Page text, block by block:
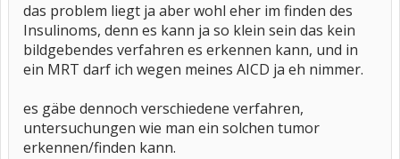
das problem liegt ja aber wohl eher im finden des
Insulinoms, denn es kann ja so klein sein das kein
bildgebendes verfahren es erkennen kann, und in
ein MRT darf ich wegen meines AICD ja eh nimmer.
es gäbe dennoch verschiedene verfahren,
untersuchungen wie man ein solchen tumor
erkennen/finden kann.